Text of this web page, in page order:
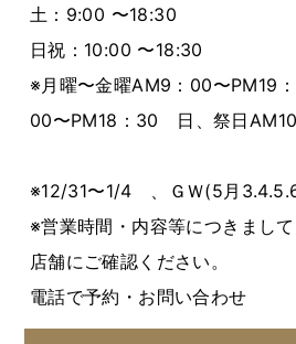
土：9:00 〜18:30
日祝：10:00 〜18:30
※月曜〜金曜AM9：00〜PM19
00〜PM18：30 日、祭日
※12/31〜1/4 、ＧＷ(5月
※営業時間・内容等につきまし
店舗にご確認ください。
電話で予約・お問い合わせ